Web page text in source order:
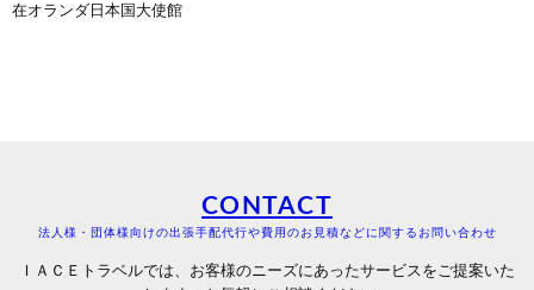
在オランダ日本国大使館
CONTACT
法人様・団体様向けの出張手配代行や費用のお見積などに関するお問い合わせ
ＩＡＣＥトラベルでは、お客様のニーズにあったサービスをご提案いた